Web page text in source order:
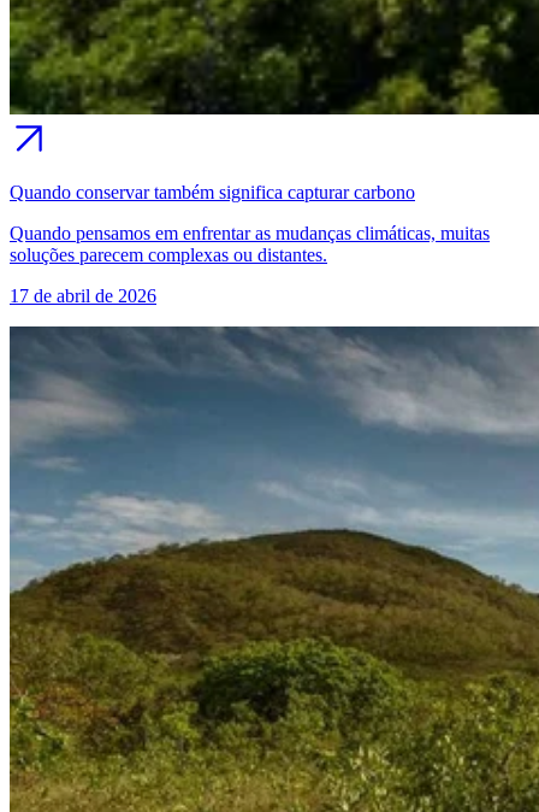
Quando conservar também significa capturar carbono
Quando pensamos em enfrentar as mudanças climáticas, muitas
soluções parecem complexas ou distantes.
17 de abril de 2026